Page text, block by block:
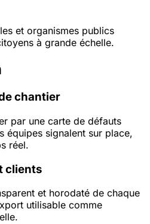
et organismes publics
à grande échelle.
chantier
par une carte de défauts
équipes signalent sur place,
réel.
clients
et horodaté de chaque
utilisable comme